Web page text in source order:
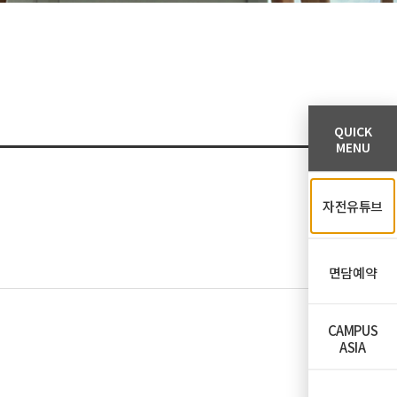
QUICK
MENU
자전유튜브
면담예약
CAMPUS
ASIA